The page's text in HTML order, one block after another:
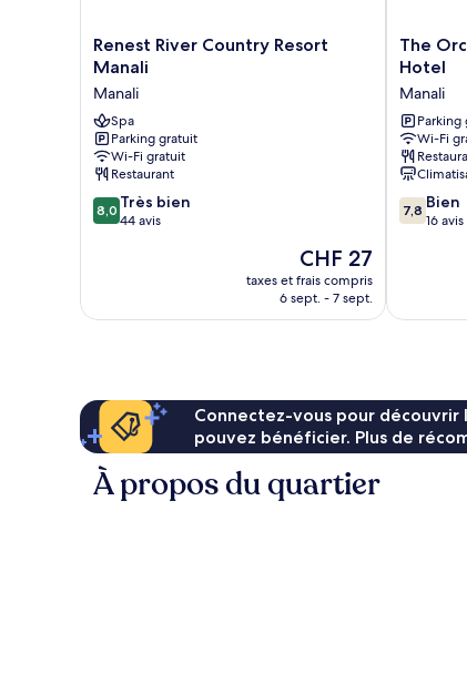
Renest
River
Resort
Manali
Manali
Renest River Country Resort
Manali
Manali
Spa
Parking gratuit
Wi-Fi gratuit
Restaurant
8.0
sur
8,0 Très bien
44 avis
Le
nouveau
prix
CHF 27
taxes et frais compris
6 sept. - 7 sept.
The
Orchid
-
a
Boutique
Hotel
Manali
The
Hotel
Manali
Parking
Wi-Fi
7.8
sur
7,8 Bien
16 avis
Connectez-vous pour
pouvez bénéficier. Plus de
À propos du quartier